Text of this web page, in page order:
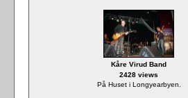
Kåre Virud Band
2428 views
På Huset i Longyearbyen.